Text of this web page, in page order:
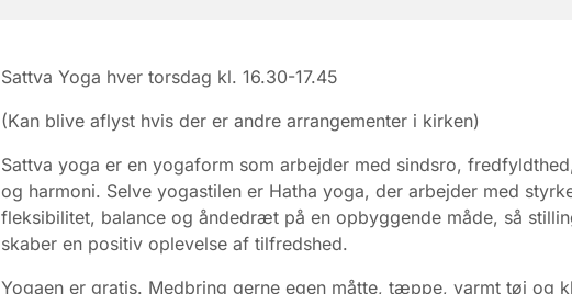
Sattva Yoga hver torsdag kl. 16.30-17.45
(Kan blive aflyst hvis der er andre arrangementer i kirken)
Sattva yoga er en yogaform som arbejder med sindsro,
og harmoni. Selve yogastilen er Hatha yoga, der arbejder med
fleksibilitet, balance og åndedræt på en opbyggende måde, så
skaber en positiv oplevelse af tilfredshed.
Yogaen er gratis. Medbring gerne egen måtte, tæppe, varmt tøj og